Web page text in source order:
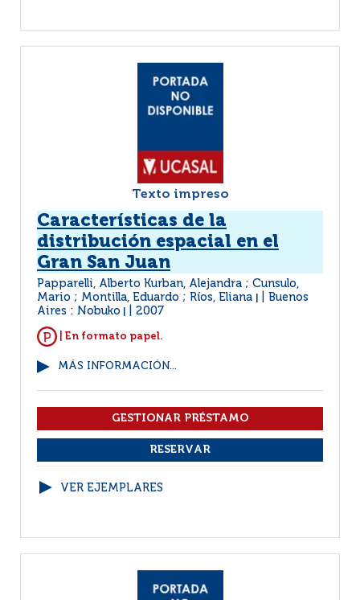
Texto impreso
Características de la
distribución espacial en el
Gran San Juan
Papparelli, Alberto Kurban, Alejandra ; Cunsulo,
Mario ; Montilla, Eduardo ; Ríos, Eliana
Buenos
Aires : Nobuko
2007
| En formato papel.
MÁS INFORMACIÓN...
VER EJEMPLARES